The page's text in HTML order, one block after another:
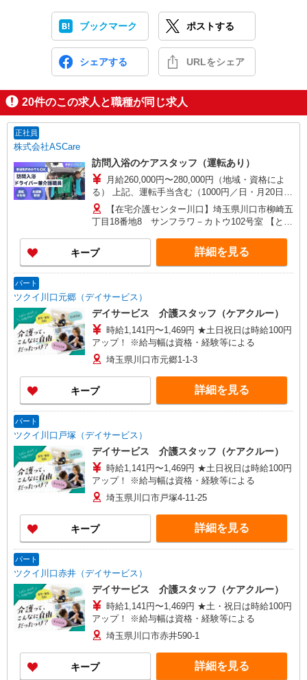
ブックマーク ポストする
シェアする URLをシェア
20件のこの求人と職種が同じ求人
正社員
株式会社ASCare
訪問入浴のケアスタッフ（運転あり）
月給260,000円〜280,000円（地域・資格によ
る） 上記、運転手当含む（1000円／日・月20日換
算） ★介護福祉士の方は月給20,000円加算（資格
手当） 別途交通費支給（30,000円上限／月） 別途
残業手当（月平均残業時間15時間）残業代全額支
給
【在宅介護センター川口】埼玉県川口市柳崎五
丁目18番地8 サンフラワ－カトウ102号室 【とこ
川ビル1階 【在宅介護センター加須】埼玉県加須
市花崎一丁目23番地10 【在宅介護センター上尾】
埼玉県上尾市上町一丁目11番地20 伊藤店舗1階
丁目2番地2 AMENITYHOUSE 【在宅介護センタ
ー春日部】埼玉県春日部市粕壁東二丁目3番地40
グレースヒル橋本202号室
キープ 詳細を見る
パート
ツクイ川口元郷（デイサービス）
デイサービス 介護スタッフ（ケアクルー）
時給1,141円〜1,469円 ★土日祝日は時給100円
アップ！ ※給与幅は資格・経験等による
埼玉県川口市元郷1-1-3
キープ 詳細を見る
パート
ツクイ川口戸塚（デイサービス）
デイサービス 介護スタッフ（ケアクルー）
時給1,141円〜1,469円 ★土日祝日は時給100円
アップ！ ※給与幅は資格・経験等による
埼玉県川口市戸塚4-11-25
キープ 詳細を見る
パート
ツクイ川口赤井（デイサービス）
デイサービス 介護スタッフ（ケアクルー）
時給1,141円〜1,469円 ★土・祝日は時給100円
アップ！ ※給与幅は資格・経験等による
埼玉県川口市赤井590-1
キープ 詳細を見る